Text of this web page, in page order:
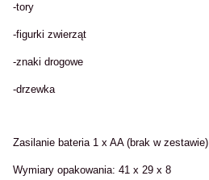
-tory
-figurki zwierząt
-znaki drogowe
-drzewka
Zasilanie bateria 1 x AA (brak w zestawie)
Wymiary opakowania: 41 x 29 x 8